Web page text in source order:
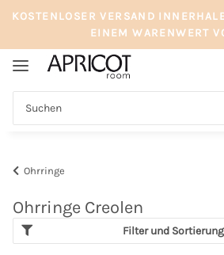
KOSTENLOSER VERSAND
EINEM WARENWERT
Ohrringe
Ohrringe Creolen
Filter und Sortierung